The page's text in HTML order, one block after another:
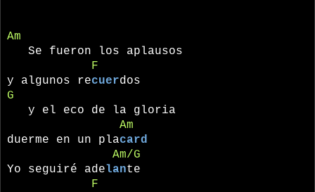
Am
Se fueron los aplausos
F
y algunos recuerdos
G
y el eco de la gloria
Am
duerme en un placard
Am/G
Yo seguiré ade lante
F